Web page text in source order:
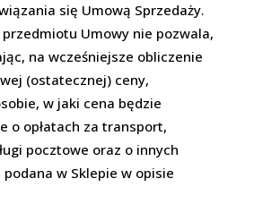
się Umową Sprzedaży.
Umowy nie pozwala,
na wcześniejsze obliczenie
(ostatecznej) ceny,
w jaki cena będzie
o opłatach za transport,
pocztowe oraz o innych
w Sklepie w opisie